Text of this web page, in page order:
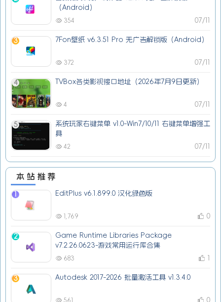
（Android）
07/11
354
3 7Fon壁纸 v6.3.51 Pro 无广告解锁版（Android）
07/11
372
4 TVBox各类影视接口地址（2026年7月9日更新）
07/11
4
5
系统玩家右键菜单 v1.0-Win7/10/11 右键菜单增强工
具
07/11
42
本站推荐
EditPlus v6.1.899.0 汉化绿色版
1,769 0
2
Game Runtime Libraries Package
v7.2.26.0623-游戏常用运行库合集
683
3 Autodesk 2017-2026 批量激活工具 v1.3.4.0
561 0